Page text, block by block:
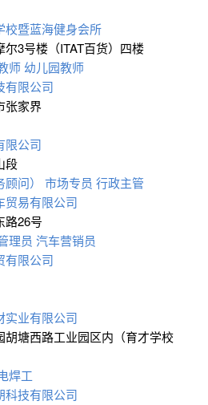
校暨蓝海健身会所
3号楼（ITAT百货）四楼
师 幼儿园教师
有限公司
张家界
限公司
段
问） 市场专员 行政主管
贸易有限公司
路26号
理员 汽车营销员
有限公司
实业有限公司
塘西路工业园区内（育才学校
焊工
科技有限公司